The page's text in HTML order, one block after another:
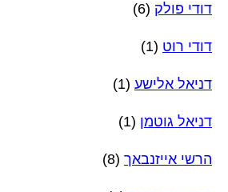
דודי פולק (6)
דודי רוט (1)
דניאל אלישע (1)
דניאל גוטמן (1)
הרשי אייזנבאך (8)